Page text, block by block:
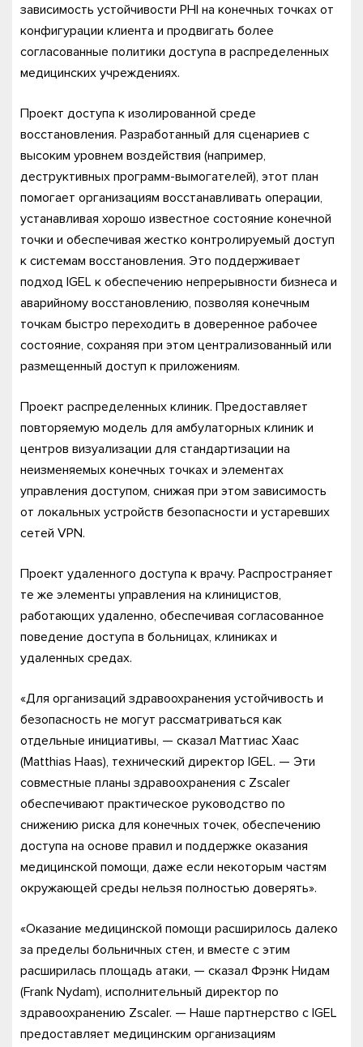
зависимость устойчивости PHI на конечных точках от
конфигурации клиента и продвигать более
согласованные политики доступа в распределенных
медицинских учреждениях.
Проект доступа к изолированной среде
восстановления. Разработанный для сценариев с
высоким уровнем воздействия (например,
деструктивных программ-вымогателей), этот план
помогает организациям восстанавливать операции,
устанавливая хорошо известное состояние конечной
точки и обеспечивая жестко контролируемый доступ
к системам восстановления. Это поддерживает
подход IGEL к обеспечению непрерывности бизнеса и
аварийному восстановлению, позволяя конечным
точкам быстро переходить в доверенное рабочее
состояние, сохраняя при этом централизованный или
размещенный доступ к приложениям.
Проект распределенных клиник. Предоставляет
повторяемую модель для амбулаторных клиник и
центров визуализации для стандартизации на
неизменяемых конечных точках и элементах
управления доступом, снижая при этом зависимость
от локальных устройств безопасности и устаревших
сетей VPN.
Проект удаленного доступа к врачу. Распространяет
те же элементы управления на клиницистов,
работающих удаленно, обеспечивая согласованное
поведение доступа в больницах, клиниках и
удаленных средах.
«Для организаций здравоохранения устойчивость и
безопасность не могут рассматриваться как
отдельные инициативы, — сказал Маттиас Хаас
(Matthias Haas), технический директор IGEL. — Эти
совместные планы здравоохранения с Zscaler
обеспечивают практическое руководство по
снижению риска для конечных точек, обеспечению
доступа на основе правил и поддержке оказания
медицинской помощи, даже если некоторым частям
окружающей среды нельзя полностью доверять».
«Оказание медицинской помощи расширилось далеко
за пределы больничных стен, и вместе с этим
расширилась площадь атаки, — сказал Фрэнк Нидам
(Frank Nydam), исполнительный директор по
здравоохранению Zscaler. — Наше партнерство с IGEL
предоставляет медицинским организациям